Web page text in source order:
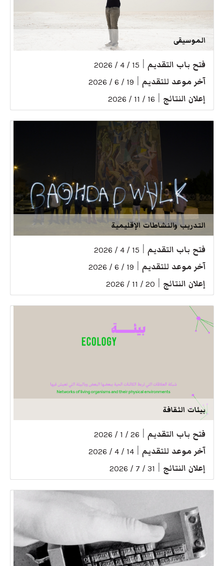
الموسيقى
فتح باب التقديم 15 / 4 / 2026
آخر موعد للتقديم 19 / 6 / 2026
إعلان النتائج 16 / 11 / 2026
التدريب والنشاطات الإقليمية
فتح باب التقديم 15 / 4 / 2026
آخر موعد للتقديم 19 / 6 / 2026
إعلان النتائج 20 / 11 / 2026
بيئات الثقافة
فتح باب التقديم 26 / 1 / 2026
آخر موعد للتقديم 14 / 4 / 2026
إعلان النتائج 31 / 7 / 2026